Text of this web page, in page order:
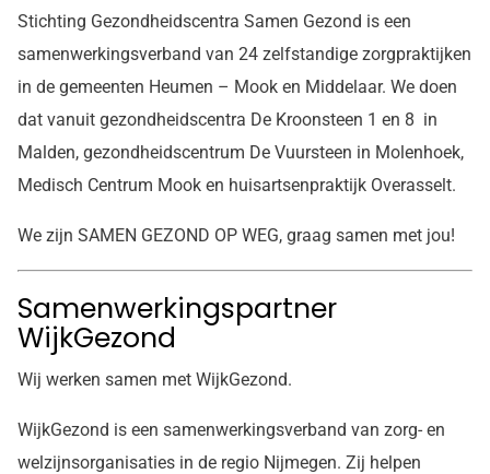
Stichting Gezondheidscentra Samen Gezond is een
samenwerkingsverband van 24 zelfstandige zorgpraktijken
in de gemeenten Heumen – Mook en Middelaar. We doen
dat vanuit gezondheidscentra De Kroonsteen 1 en 8 in
Malden, gezondheidscentrum De Vuursteen in Molenhoek,
Medisch Centrum Mook en huisartsenpraktijk Overasselt.
We zijn SAMEN GEZOND OP WEG, graag samen met jou!
Samenwerkingspartner
WijkGezond
Wij werken samen met WijkGezond.
WijkGezond is een samenwerkingsverband van zorg- en
welzijnsorganisaties in de regio Nijmegen. Zij helpen